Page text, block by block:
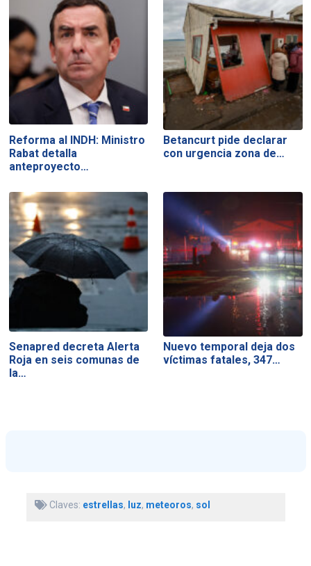
Reforma al INDH: Ministro
Rabat detalla
anteproyecto…
Betancurt pide declarar
con urgencia zona de…
Senapred decreta Alerta
Roja en seis comunas de
la…
Nuevo temporal deja dos
víctimas fatales, 347…
Claves: estrellas, luz, meteoros, sol